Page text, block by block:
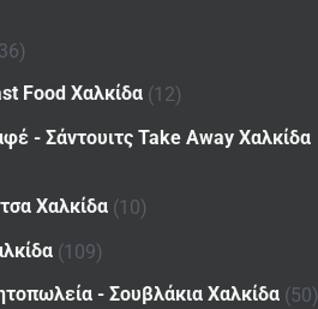
Food Χαλκίδα (12)
- Σάντουιτς Take Away Χαλκίδα
Χαλκίδα (10)
(109)
- Σουβλάκια Χαλκίδα (50)